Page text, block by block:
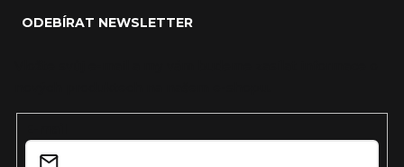
ODEBÍRAT NEWSLETTER